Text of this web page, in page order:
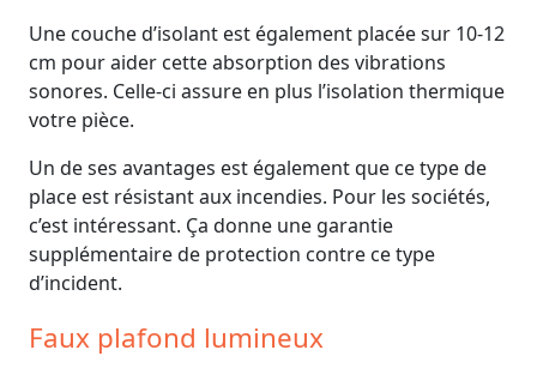
Une couche d’isolant est également placée sur 10-12
cm pour aider cette absorption des vibrations
sonores. Celle-ci assure en plus l’isolation thermique
votre pièce.
Un de ses avantages est également que ce type de
place est résistant aux incendies. Pour les sociétés,
c’est intéressant. Ça donne une garantie
supplémentaire de protection contre ce type
d’incident.
Faux plafond lumineux